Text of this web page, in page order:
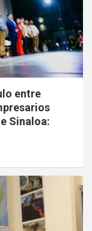
entre
Sinaloa: